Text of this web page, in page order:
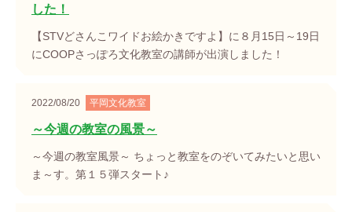
した！
【STVどさんこワイドお絵かきですよ】に８月15日～19日
にCOOPさっぽろ文化教室の講師が出演しました！
2022/08/20 平岡文化教室
～今週の教室の風景～
～今週の教室風景～ ちょっと教室をのぞいてみたいと思い
ま～す。第１５弾スタート♪